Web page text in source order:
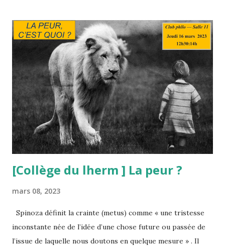
au même titre que les objets extérieurs. Mais qui est ce ce
"Je" qui parle. Sommes nous notre conscience ou autre
chose ? Pour le déterminer nous jouerons au jeu ans le "je"
et essayerons de voir ce qui nous manque. De quoi ou de
qui ce "je" est-il l'expression. le jeu sans le "je" consiste à
répondre au question d'un autre joueur sans dire "je", un
espèce de ni oui ni non qui serait un ni je ni ...
[Collège du lherm ] La peur ?
mars 08, 2023
Spinoza définit la crainte (metus) comme « une tristesse
inconstante née de l’idée d’une chose future ou passée de
l’issue de laquelle nous doutons en quelque mesure » . Il